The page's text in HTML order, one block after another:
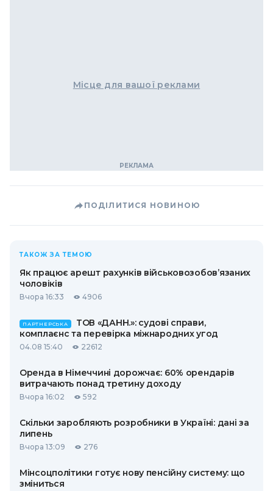
Місце для вашої реклами
ПОДІЛИТИСЯ НОВИНОЮ
ТАКОЖ ЗА ТЕМОЮ
Як працює арешт рахунків військовозобов’язаних
чоловіків
Вчора 16:33 4906
ПАРТНЕРСЬКА
ТОВ «ДАНН.»: судові справи,
комплаєнс та перевірка міжнародних угод
04.08 15:40 22612
Оренда в Німеччині дорожчає: 60% орендарів
витрачають понад третину доходу
Вчора 16:02 592
Скільки заробляють розробники в Україні: дані за
липень
Вчора 13:09 276
Мінсоцполітики готує нову пенсійну систему: що
зміниться